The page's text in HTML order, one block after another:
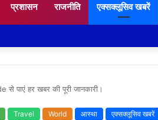
प्रशासन राजनीति एक्सक्लूसिव खबरें
पाएं हर खबर की पूरी जानकारी।
Travel World आस्था एक्सक्लूसिव खबरें